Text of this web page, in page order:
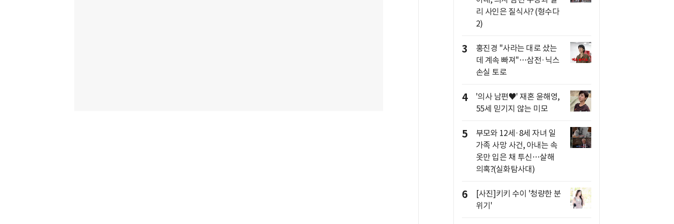
리 사인은 질식사? (형수다
2)
3
홍진경 "사라는 대로 샀는
데 계속 빠져"…삼전·닉스
손실 토로
4
'의사 남편♥' 재혼 윤해영,
55세 믿기지 않는 미모
5
부모와 12세·8세 자녀 일
가족 사망 사건, 아내는 속
옷만 입은 채 투신…살해
의혹?(실화탐사대)
6
[사진]키키 수이 '청량한 분
위기'